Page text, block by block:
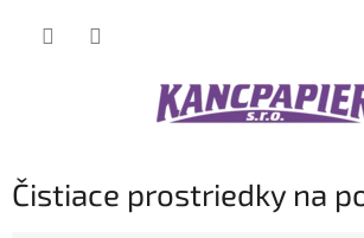
Čistiace prostriedky na